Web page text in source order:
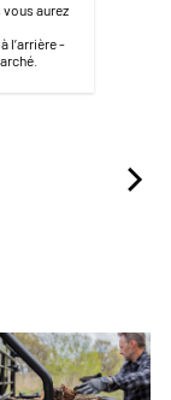
aurez
l’arrière -